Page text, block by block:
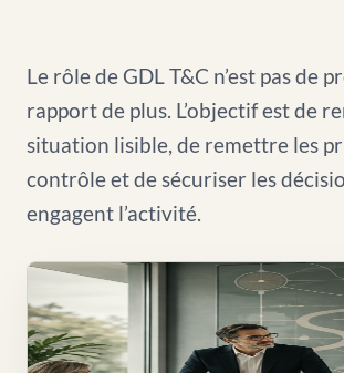
Le rôle de GDL T&C n’est pas de
rapport de plus. L’objectif est de
situation lisible, de remettre les
contrôle et de sécuriser les
engagent l’activité.